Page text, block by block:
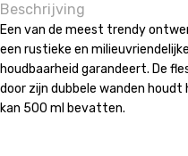
Beschrijving
Een van de meest trendy
een rustieke en
houdbaarheid garandeert. De
door zijn dubbele wanden houdt
kan 500 ml bevatten.